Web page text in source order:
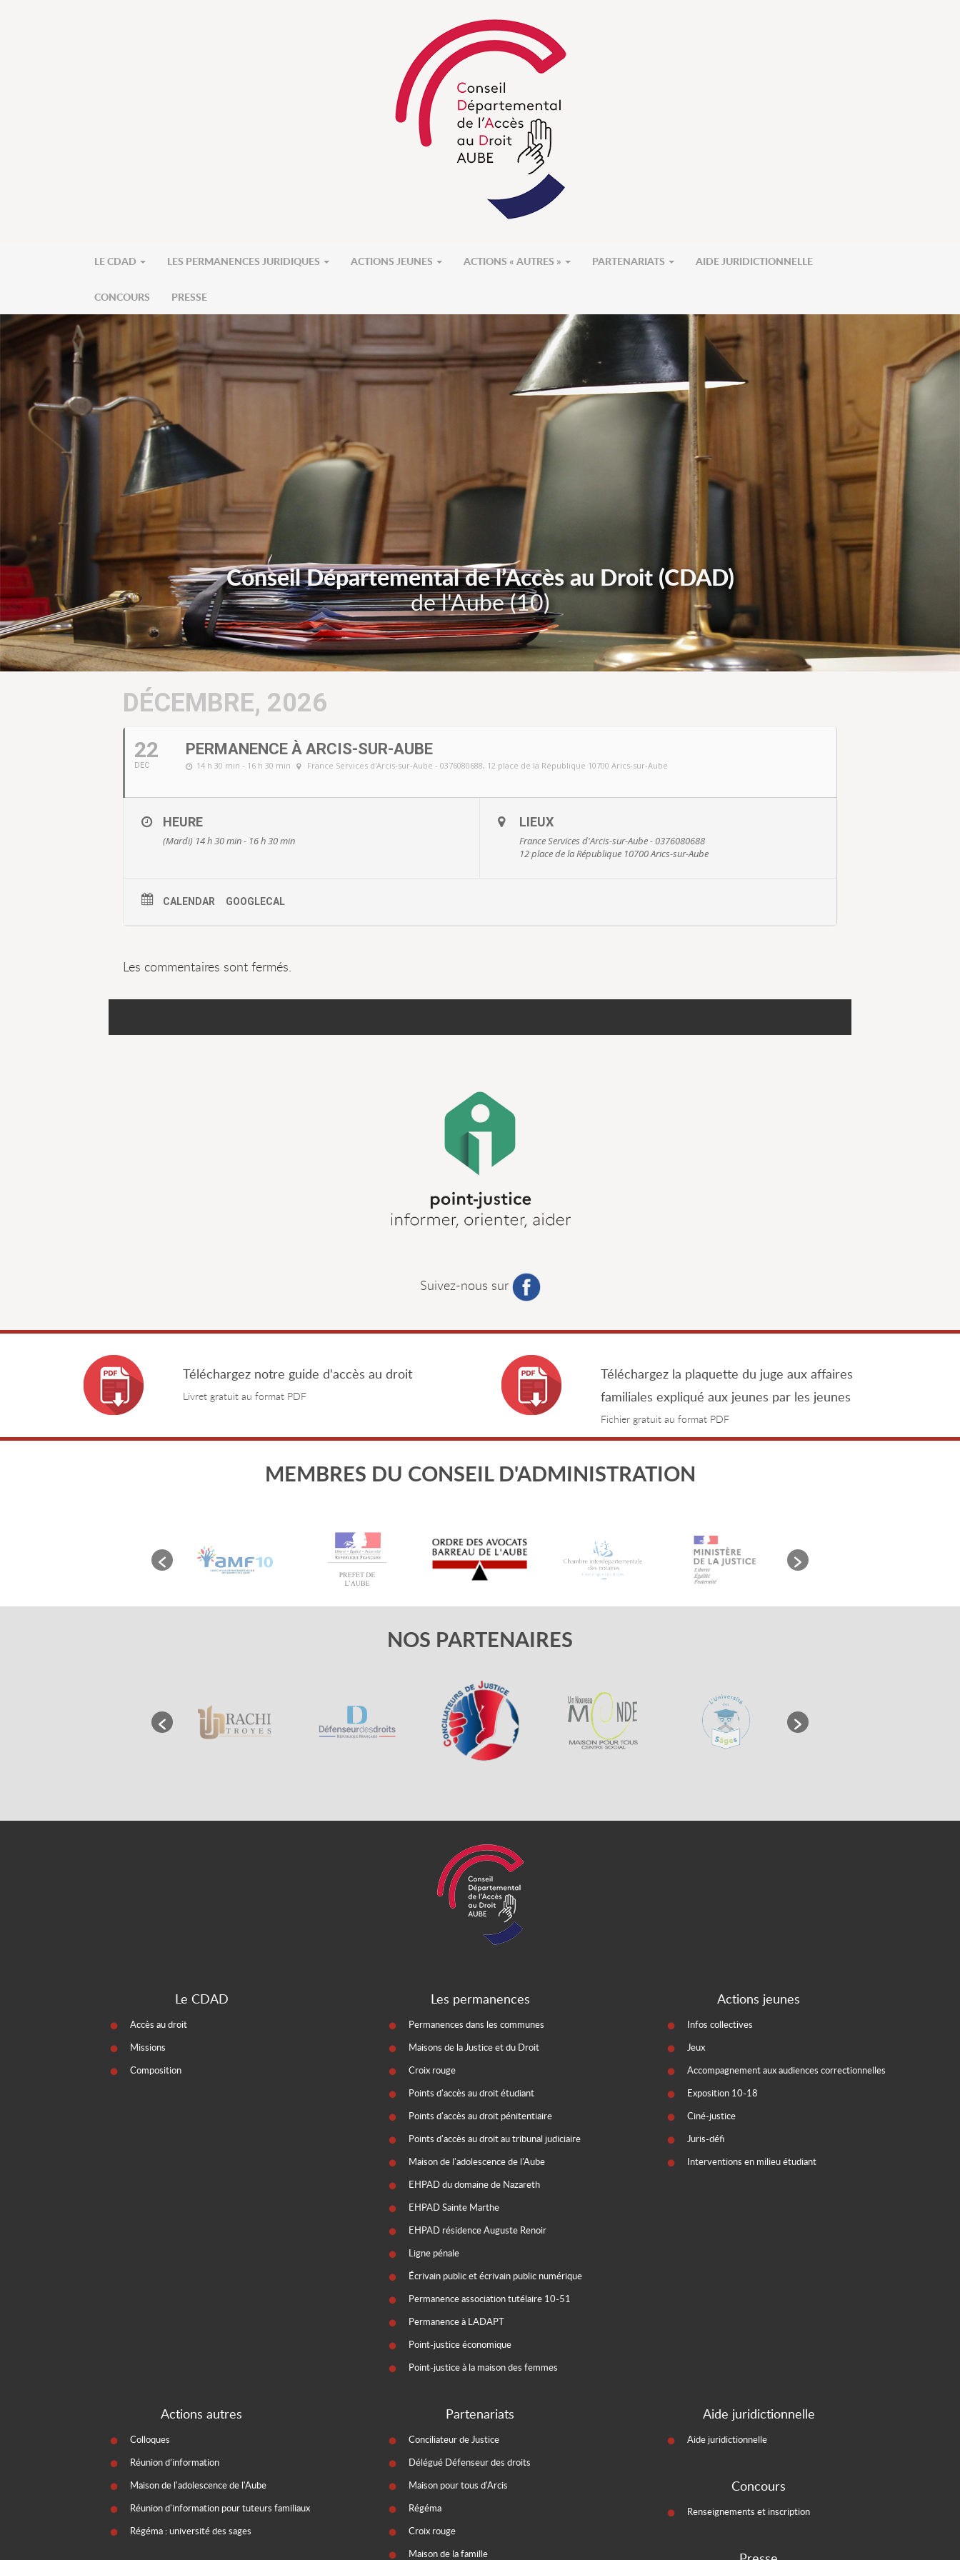
LE CDAD LES PERMANENCES JURIDIQUES ACTIONS JEUNES ACTIONS « AUTRES » PARTENARIATS AIDE JURIDICTIONNELLE
CONCOURS PRESSE
Conseil Départemental de l’Accès au Droit (CDAD)
de l'Aube (10)
DÉCEMBRE, 2026
22
DEC
PERMANENCE À ARCIS-SUR-AUBE
14 h 30 min - 16 h 30 min France Services d'Arcis-sur-Aube - 0376080688, 12 place de la République 10700 Arics-sur-Aube
HEURE
(Mardi) 14 h 30 min - 16 h 30 min
LIEUX
France Services d'Arcis-sur-Aube - 0376080688
12 place de la République 10700 Arics-sur-Aube
CALENDAR GOOGLECAL
Les commentaires sont fermés.
Suivez-nous sur
Téléchargez notre guide d'accès au droit
Livret gratuit au format PDF
Téléchargez la plaquette du juge aux affaires
familiales expliqué aux jeunes par les jeunes
Fichier gratuit au format PDF
MEMBRES DU CONSEIL D'ADMINISTRATION
NOS PARTENAIRES
Le CDAD
Accès au droit
Missions
Composition
Les permanences
Permanences dans les communes
Maisons de la Justice et du Droit
Croix rouge
Points d'accès au droit étudiant
Points d'accès au droit pénitentiaire
Points d'accès au droit au tribunal judiciaire
Maison de l'adolescence de l'Aube
EHPAD du domaine de Nazareth
EHPAD Sainte Marthe
EHPAD résidence Auguste Renoir
Ligne pénale
Écrivain public et écrivain public numérique
Permanence association tutélaire 10-51
Permanence à LADAPT
Point-justice économique
Point-justice à la maison des femmes
Actions jeunes
Infos collectives
Jeux
Accompagnement aux audiences correctionnelles
Exposition 10-18
Ciné-justice
Juris-défi
Interventions en milieu étudiant
Actions autres
Colloques
Réunion d’information
Maison de l'adolescence de l'Aube
Réunion d'information pour tuteurs familiaux
Régéma : université des sages
Partenariats
Conciliateur de Justice
Délégué Défenseur des droits
Maison pour tous d'Arcis
Régéma
Croix rouge
Maison de la famille
Aide juridictionnelle
Aide juridictionnelle
Concours
Renseignements et inscription